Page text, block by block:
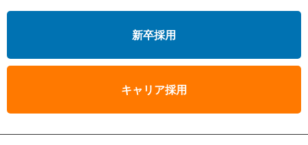
新卒採用
キャリア採用